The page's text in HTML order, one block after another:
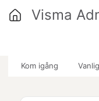
Kom igång
Visma